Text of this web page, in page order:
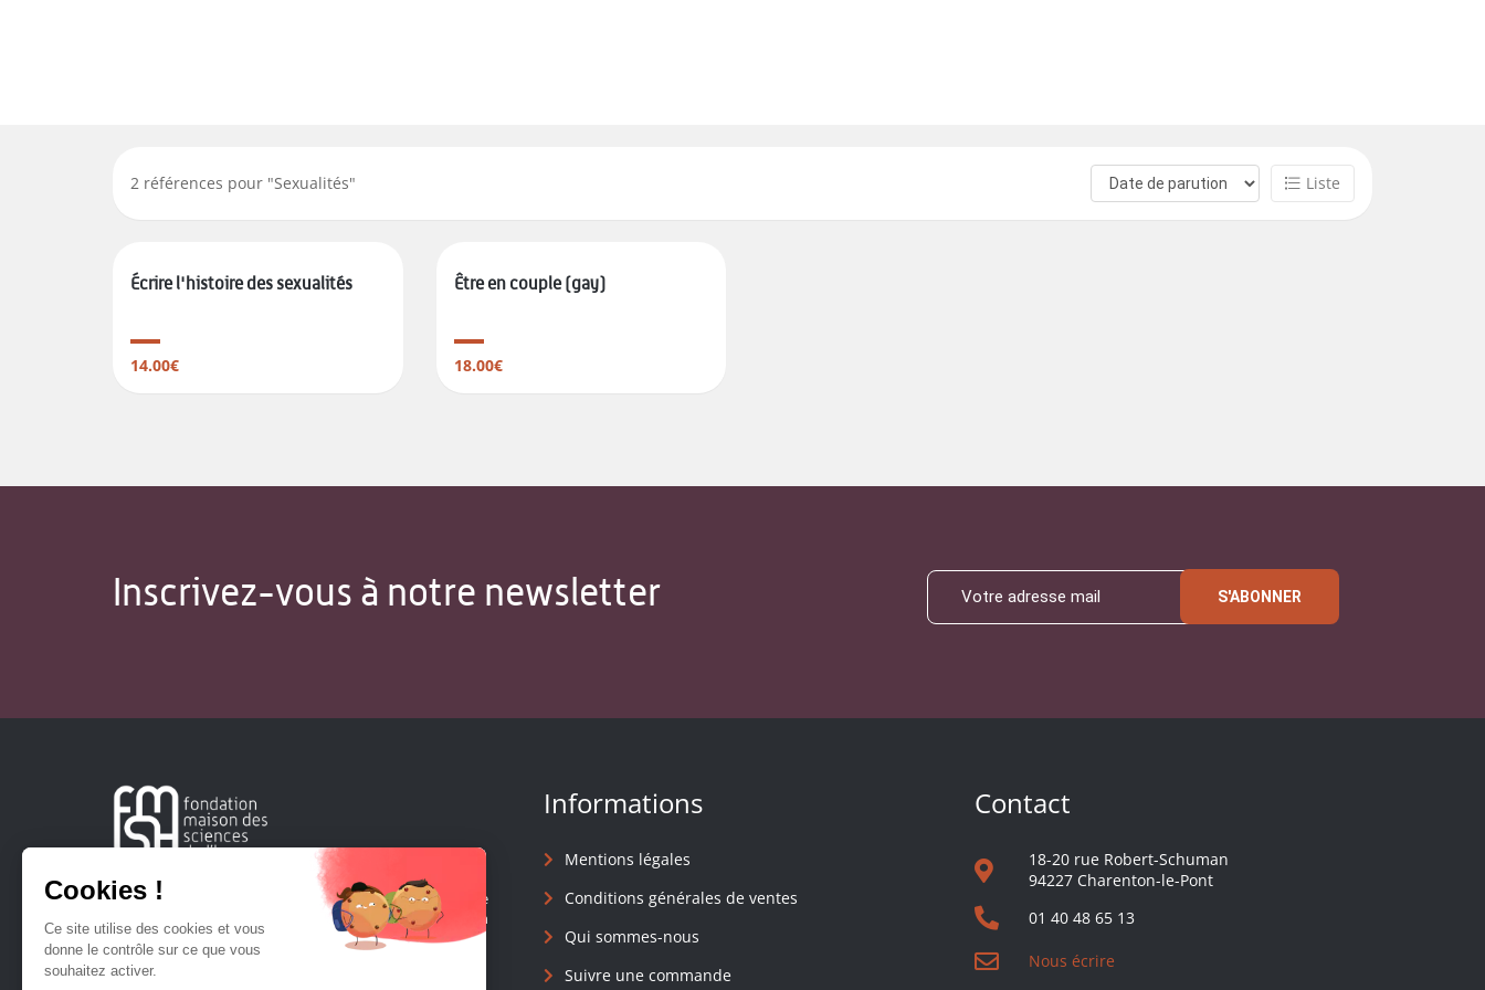
2 références pour "Sexualités" Liste
Écrire l'histoire des sexualités
14.00€
Être en couple (gay)
18.00€
Inscrivez-vous à notre newsletter S'ABONNER
Créée en 1963, la Fondation Maison Sciences de l'Homme
soutient la recherche et la diffusion des connaissances en
sciences humaines et sociales.
Informations
Mentions légales
Conditions générales de ventes
Qui sommes-nous
Suivre une commande
Contact
18-20 rue Robert-Schuman
94227 Charenton-le-Pont
01 40 48 65 13
Nous écrire